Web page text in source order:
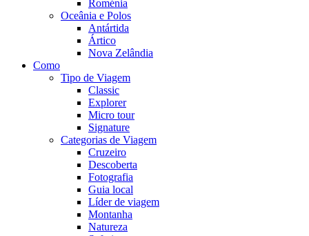
Roménia
Oceânia e Polos
Antártida
Ártico
Nova Zelândia
Como
Tipo de Viagem
Classic
Explorer
Micro tour
Signature
Categorias de Viagem
Cruzeiro
Descoberta
Fotografia
Guia local
Líder de viagem
Montanha
Natureza